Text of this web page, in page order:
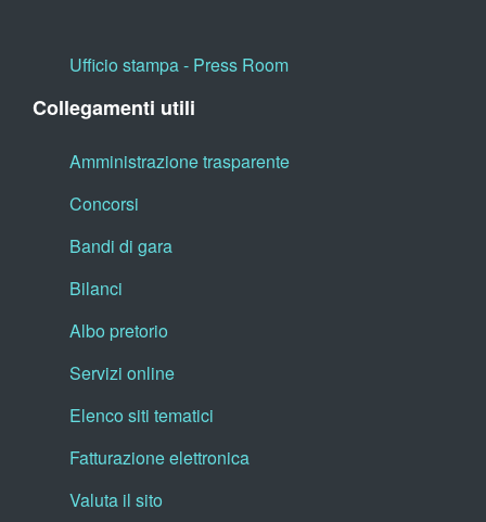
Ufficio stampa - Press Room
Collegamenti utili
Amministrazione trasparente
Concorsi
Bandi di gara
Bilanci
Albo pretorio
Servizi online
Elenco siti tematici
Fatturazione elettronica
Valuta il sito